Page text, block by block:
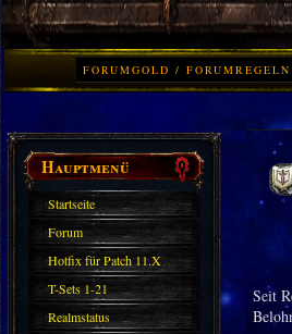
FORUMGOLD / FORUMREGELN
Hauptmenü
Startseite
Forum
Hotfix für Patch 11.X
T-Sets 1-21
Realmstatus
Seit